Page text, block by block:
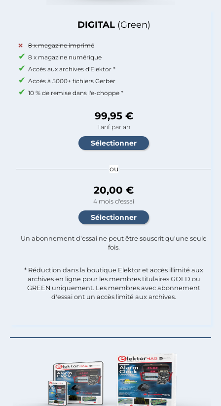
DIGITAL (Green)
8 x magazine imprimé
8 x magazine numérique
Accès aux archives d'Elektor *
Accès à 5000+ fichiers Gerber
10 % de remise dans l'e-choppe *
99,95 €
Tarif par an
ou
20,00 €
4 mois d'essai
Un abonnement d'essai ne peut être souscrit qu'une seule
fois.​
* Réduction dans la boutique Elektor et accès illimité aux
archives en ligne pour les membres titulaires GOLD ou
GREEN uniquement. Les membres avec abonnement
d'essai ont un accès limité aux archives.